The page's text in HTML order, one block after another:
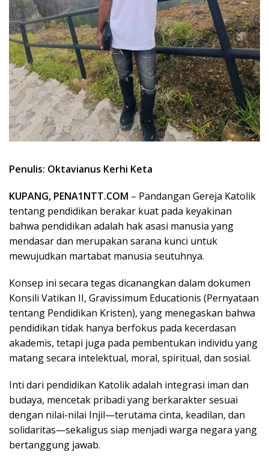
Penulis: Oktavianus Kerhi Keta
KUPANG, PENA1NTT.COM – Pandangan Gereja Katolik
tentang pendidikan berakar kuat pada keyakinan
bahwa pendidikan adalah hak asasi manusia yang
mendasar dan merupakan sarana kunci untuk
mewujudkan martabat manusia seutuhnya.
Konsep ini secara tegas dicanangkan dalam dokumen
Konsili Vatikan II, Gravissimum Educationis (Pernyataan
tentang Pendidikan Kristen), yang menegaskan bahwa
pendidikan tidak hanya berfokus pada kecerdasan
akademis, tetapi juga pada pembentukan individu yang
matang secara intelektual, moral, spiritual, dan sosial.
Inti dari pendidikan Katolik adalah integrasi iman dan
budaya, mencetak pribadi yang berkarakter sesuai
dengan nilai-nilai Injil—terutama cinta, keadilan, dan
solidaritas—sekaligus siap menjadi warga negara yang
bertanggung jawab.